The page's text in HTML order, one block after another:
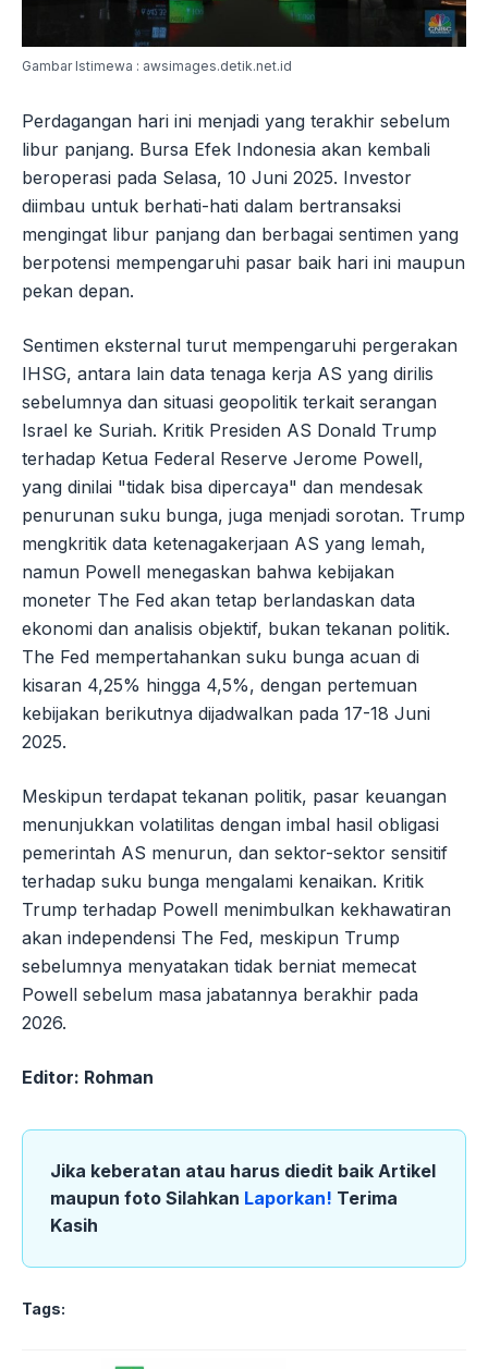
Gambar Istimewa : awsimages.detik.net.id
Perdagangan hari ini menjadi yang terakhir sebelum
libur panjang. Bursa Efek Indonesia akan kembali
beroperasi pada Selasa, 10 Juni 2025. Investor
diimbau untuk berhati-hati dalam bertransaksi
mengingat libur panjang dan berbagai sentimen yang
berpotensi mempengaruhi pasar baik hari ini maupun
pekan depan.
Sentimen eksternal turut mempengaruhi pergerakan
IHSG, antara lain data tenaga kerja AS yang dirilis
sebelumnya dan situasi geopolitik terkait serangan
Israel ke Suriah. Kritik Presiden AS Donald Trump
terhadap Ketua Federal Reserve Jerome Powell,
yang dinilai "tidak bisa dipercaya" dan mendesak
penurunan suku bunga, juga menjadi sorotan. Trump
mengkritik data ketenagakerjaan AS yang lemah,
namun Powell menegaskan bahwa kebijakan
moneter The Fed akan tetap berlandaskan data
ekonomi dan analisis objektif, bukan tekanan politik.
The Fed mempertahankan suku bunga acuan di
kisaran 4,25% hingga 4,5%, dengan pertemuan
kebijakan berikutnya dijadwalkan pada 17-18 Juni
2025.
Meskipun terdapat tekanan politik, pasar keuangan
menunjukkan volatilitas dengan imbal hasil obligasi
pemerintah AS menurun, dan sektor-sektor sensitif
terhadap suku bunga mengalami kenaikan. Kritik
Trump terhadap Powell menimbulkan kekhawatiran
akan independensi The Fed, meskipun Trump
sebelumnya menyatakan tidak berniat memecat
Powell sebelum masa jabatannya berakhir pada
2026.
Editor: Rohman
Jika keberatan atau harus diedit baik Artikel
maupun foto Silahkan Laporkan! Terima
Kasih
Tags: